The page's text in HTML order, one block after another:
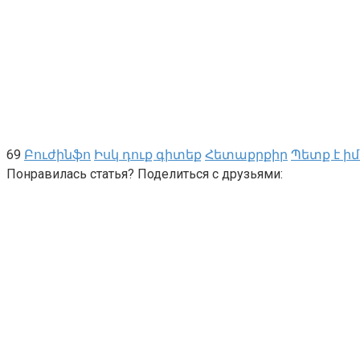
69 Բուժինֆո Իսկ դուք գիտեք Հետաքրքիր Պետք է
Понравилась статья? Поделиться с друзьями: